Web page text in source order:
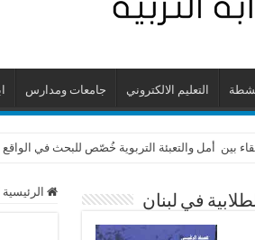
التعليم الالكتروني جامعات ومدارس
بين أمل والتعبئة التربوية خُصّص للبحث في الواقع
الرئيسية
في لبنان